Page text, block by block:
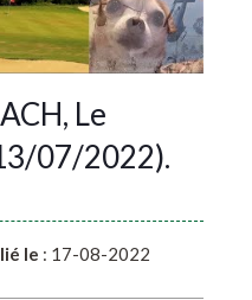
Le
07/2022).
le : 17-08-2022